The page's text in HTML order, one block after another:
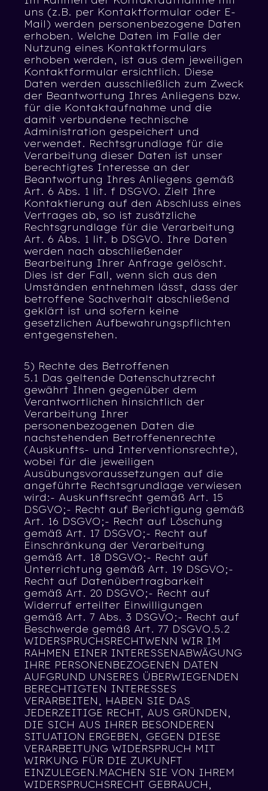
uns (z.B. per Kontaktformular oder E-
Mail) werden personenbezogene Daten
erhoben. Welche Daten im Falle der
Nutzung eines Kontaktformulars
erhoben werden, ist aus dem jeweiligen
Kontaktformular ersichtlich. Diese
Daten werden ausschließlich zum Zweck
der Beantwortung Ihres Anliegens bzw.
für die Kontaktaufnahme und die
damit verbundene technische
Administration gespeichert und
verwendet. Rechtsgrundlage für die
Verarbeitung dieser Daten ist unser
berechtigtes Interesse an der
Beantwortung Ihres Anliegens gemäß
Art. 6 Abs. 1 lit. f DSGVO. Zielt Ihre
Kontaktierung auf den Abschluss eines
Vertrages ab, so ist zusätzliche
Rechtsgrundlage für die Verarbeitung
Art. 6 Abs. 1 lit. b DSGVO. Ihre Daten
werden nach abschließender
Bearbeitung Ihrer Anfrage gelöscht.
Dies ist der Fall, wenn sich aus den
Umständen entnehmen lässt, dass der
betroffene Sachverhalt abschließend
geklärt ist und sofern keine
gesetzlichen Aufbewahrungspflichten
entgegenstehen.
5) Rechte des Betroffenen
5.1 Das geltende Datenschutzrecht
gewährt Ihnen gegenüber dem
Verantwortlichen hinsichtlich der
Verarbeitung Ihrer
personenbezogenen Daten die
nachstehenden Betroffenenrechte
(Auskunfts- und Interventionsrechte),
wobei für die jeweiligen
Ausübungsvoraussetzungen auf die
angeführte Rechtsgrundlage verwiesen
wird:- Auskunftsrecht gemäß Art. 15
DSGVO;- Recht auf Berichtigung gemäß
Art. 16 DSGVO;- Recht auf Löschung
gemäß Art. 17 DSGVO;- Recht auf
Einschränkung der Verarbeitung
gemäß Art. 18 DSGVO;- Recht auf
Unterrichtung gemäß Art. 19 DSGVO;-
Recht auf Datenübertragbarkeit
gemäß Art. 20 DSGVO;- Recht auf
Widerruf erteilter Einwilligungen
gemäß Art. 7 Abs. 3 DSGVO;- Recht auf
Beschwerde gemäß Art. 77 DSGVO.5.2
WIDERSPRUCHSRECHTWENN WIR IM
RAHMEN EINER INTERESSENABWÄGUNG
IHRE PERSONENBEZOGENEN DATEN
AUFGRUND UNSERES ÜBERWIEGENDEN
BERECHTIGTEN INTERESSES
VERARBEITEN, HABEN SIE DAS
JEDERZEITIGE RECHT, AUS GRÜNDEN,
DIE SICH AUS IHRER BESONDEREN
SITUATION ERGEBEN, GEGEN DIESE
VERARBEITUNG WIDERSPRUCH MIT
WIRKUNG FÜR DIE ZUKUNFT
EINZULEGEN.MACHEN SIE VON IHREM
WIDERSPRUCHSRECHT GEBRAUCH,